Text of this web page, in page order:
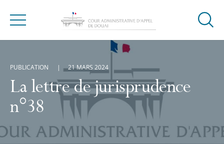
Menu
Ouvrir
La lettre de jurisprudence
n°38
PUBLICATION 21 MARS 2024